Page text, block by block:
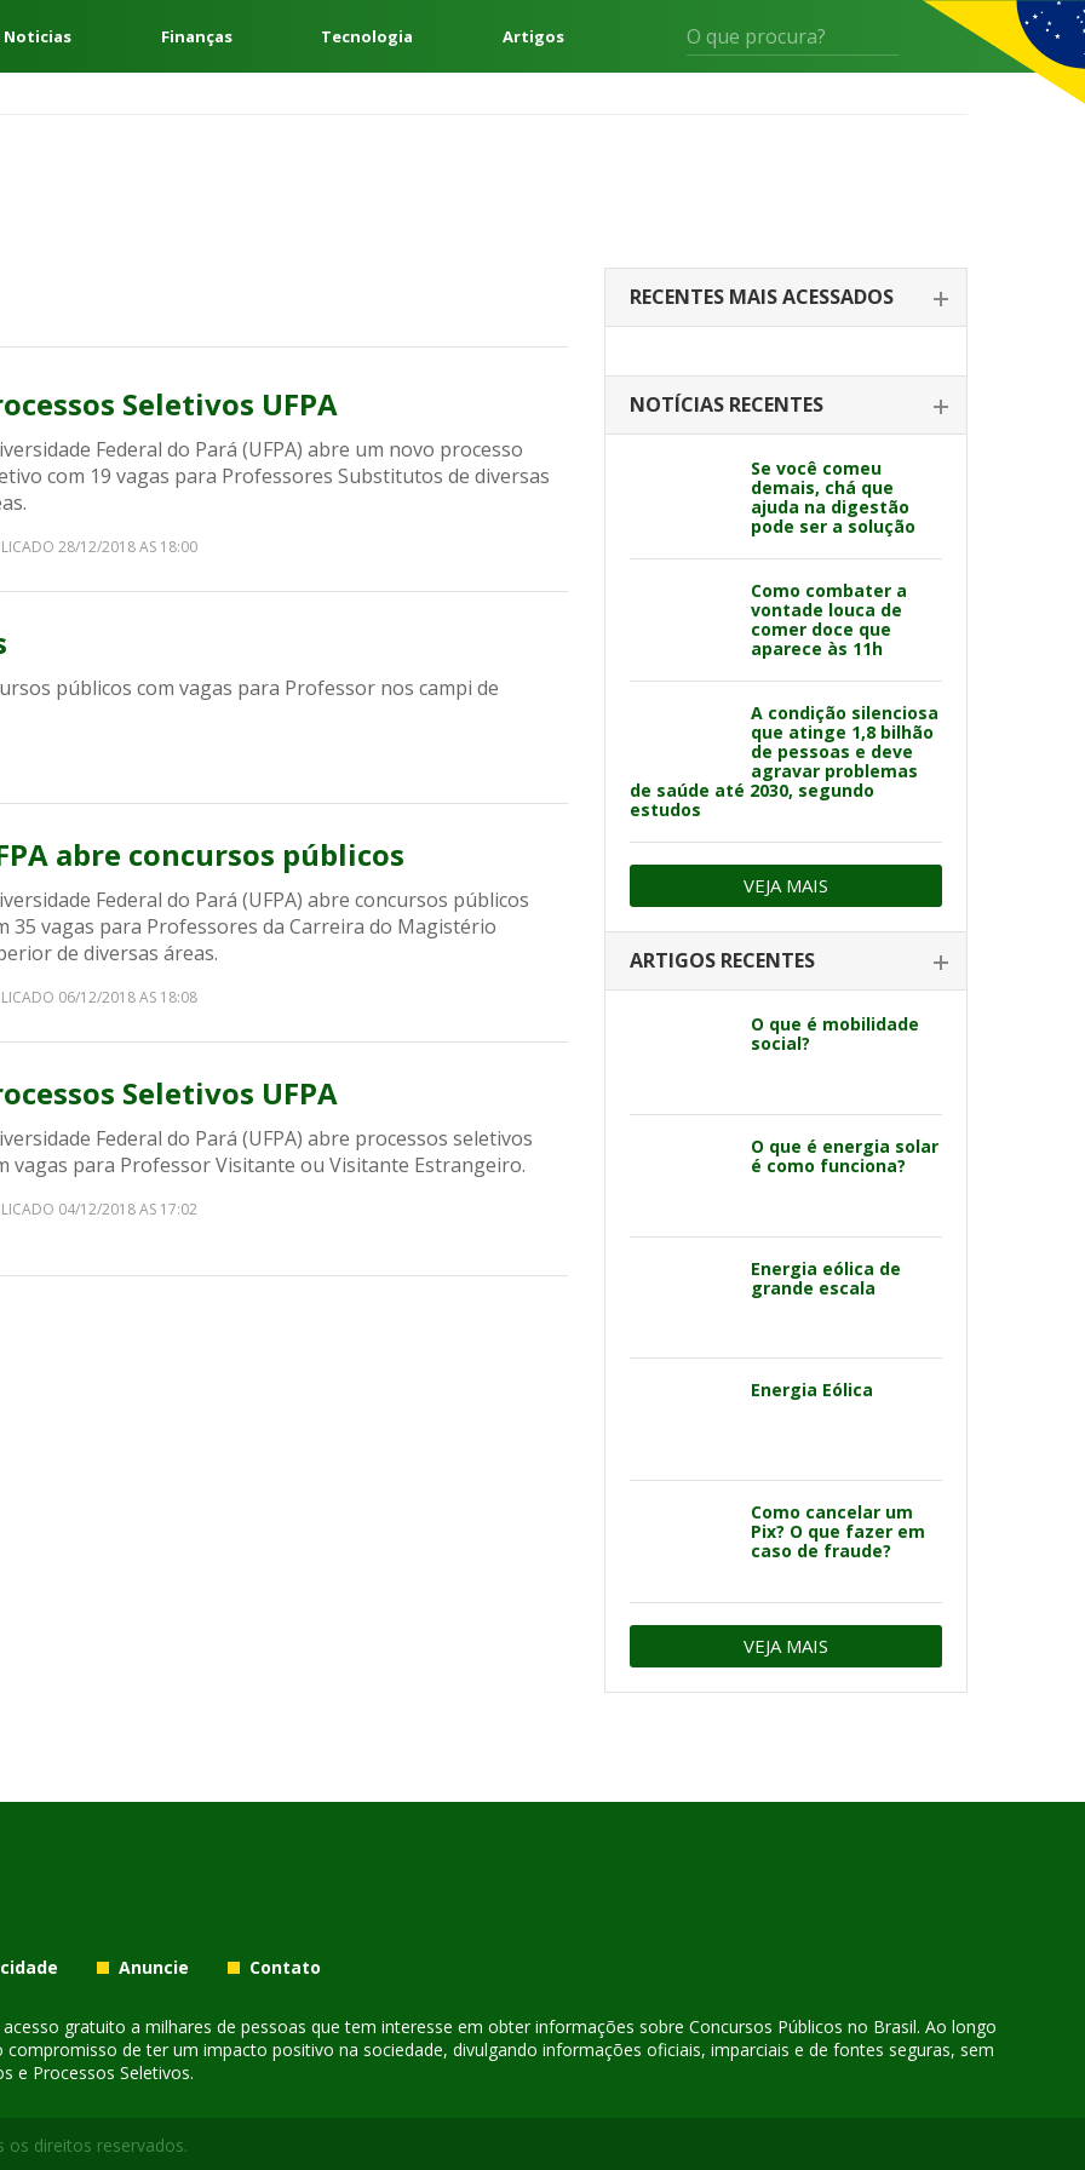
Noticias Finanças Tecnologia Artigos
Seletivos UFPA
Federal do Pará (UFPA) abre um novo processo
com 19 vagas para Professores Substitutos de diversas
28/12/2018 AS 18:00
públicos com vagas para Professor nos campi de
abre concursos públicos
Federal do Pará (UFPA) abre concursos públicos
35 vagas para Professores da Carreira do Magistério
de diversas áreas.
06/12/2018 AS 18:08
Seletivos UFPA
Federal do Pará (UFPA) abre processos seletivos
vagas para Professor Visitante ou Visitante Estrangeiro.
04/12/2018 AS 17:02
RECENTES MAIS ACESSADOS
NOTÍCIAS RECENTES
Se você comeu
demais, chá que
ajuda na digestão
pode ser a solução
Como combater a
vontade louca de
comer doce que
aparece às 11h
A condição silenciosa
que atinge 1,8 bilhão
de pessoas e deve
agravar problemas
de saúde até 2030, segundo
estudos
VEJA MAIS
ARTIGOS RECENTES
O que é mobilidade
social?
O que é energia solar
é como funciona?
Energia eólica de
grande escala
Energia Eólica
Como cancelar um
Pix? O que fazer em
caso de fraude?
VEJA MAIS
Anuncie Contato
gratuito a milhares de pessoas que tem interesse em obter informações sobre Concursos Públicos no Brasil. Ao longo
de ter um impacto positivo na sociedade, divulgando informações oficiais, imparciais e de fontes seguras, sem
e Processos Seletivos.
os direitos reservados.